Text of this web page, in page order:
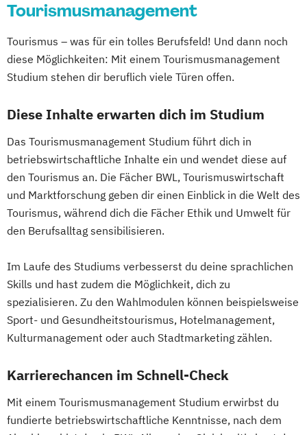
Tourismusmanagement
Tourismus – was für ein tolles Berufsfeld! Und dann noch
diese Möglichkeiten: Mit einem Tourismusmanagement
Studium stehen dir beruflich viele Türen offen.
Diese Inhalte erwarten dich im Studium
Das Tourismusmanagement Studium führt dich in
betriebswirtschaftliche Inhalte ein und wendet diese auf
den Tourismus an. Die Fächer BWL, Tourismuswirtschaft
und Marktforschung geben dir einen Einblick in die Welt des
Tourismus, während dich die Fächer Ethik und Umwelt für
den Berufsalltag sensibilisieren.
Im Laufe des Studiums verbesserst du deine sprachlichen
Skills und hast zudem die Möglichkeit, dich zu
spezialisieren. Zu den Wahlmodulen können beispielsweise
Sport- und Gesundheitstourismus, Hotelmanagement,
Kulturmanagement oder auch Stadtmarketing zählen.
Karrierechancen im Schnell-Check
Mit einem Tourismusmanagement Studium erwirbst du
fundierte betriebswirtschaftliche Kenntnisse, nach dem